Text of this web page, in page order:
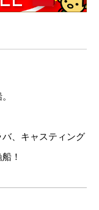
、キャスティング
！